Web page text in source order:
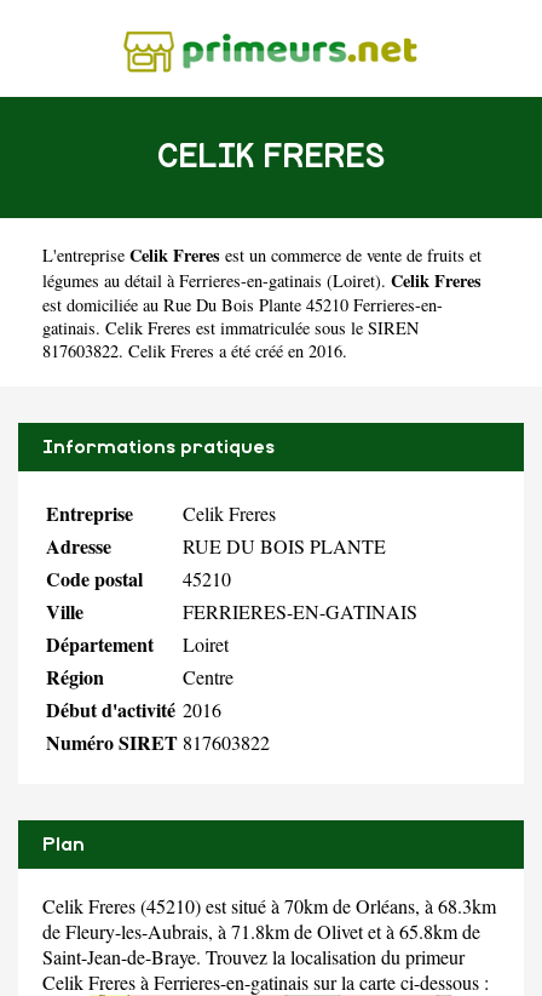
CELIK FRERES
L'entreprise Celik Freres est un commerce de vente de fruits et
légumes au détail à Ferrieres-en-gatinais (Loiret). Celik Freres
est domiciliée au Rue Du Bois Plante 45210 Ferrieres-en-
gatinais. Celik Freres est immatriculée sous le SIREN
817603822. Celik Freres a été créé en 2016.
Informations pratiques
Entreprise Celik Freres
Adresse RUE DU BOIS PLANTE
Code postal 45210
Ville FERRIERES-EN-GATINAIS
Département Loiret
Région Centre
Début d'activité 2016
Numéro SIRET 817603822
Plan
Celik Freres (45210) est situé à 70km de Orléans, à 68.3km
de Fleury-les-Aubrais, à 71.8km de Olivet et à 65.8km de
Saint-Jean-de-Braye. Trouvez la localisation du primeur
Celik Freres à Ferrieres-en-gatinais sur la carte ci-dessous :